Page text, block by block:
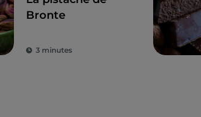
Bronte
3 minutes